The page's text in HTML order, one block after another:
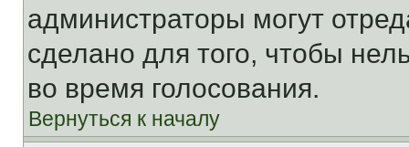
администраторы могут
сделано для того, чтобы
во время голосования.
Вернуться к началу